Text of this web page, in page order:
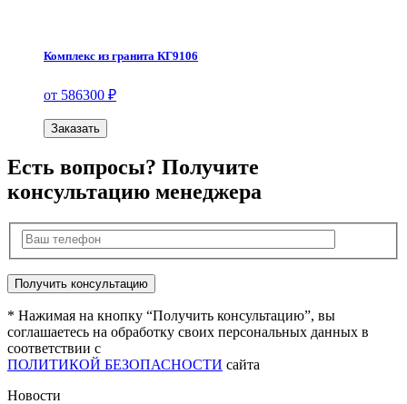
Комплекс из гранита КГ9106
от 586300 ₽
Заказать
Есть вопросы? Получите
консультацию менеджера
* Нажимая на кнопку “Получить консультацию”, вы
соглашаетесь на обработку своих персональных данных в
соответствии с
ПОЛИТИКОЙ БЕЗОПАСНОСТИ сайта
Новости